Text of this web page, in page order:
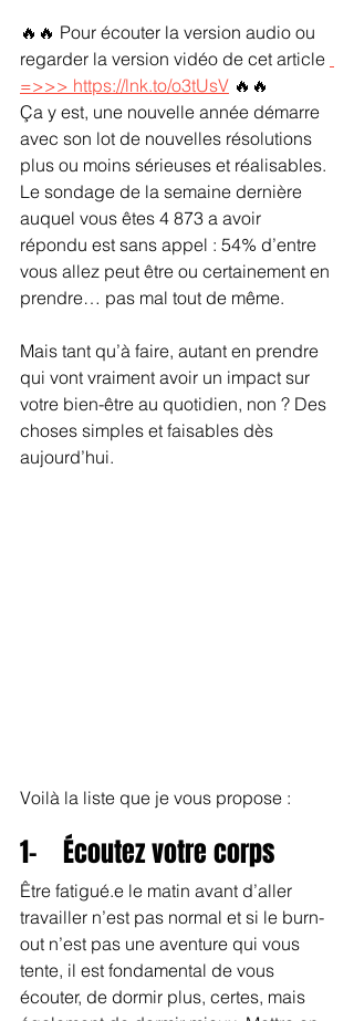
🔥🔥 Pour écouter la version audio ou
regarder la version vidéo de cet article
=>>> https://lnk.to/o3tUsV 🔥🔥
Ça y est, une nouvelle année démarre
avec son lot de nouvelles résolutions
plus ou moins sérieuses et réalisables.
Le sondage de la semaine dernière
auquel vous êtes 4 873 a avoir
répondu est sans appel : 54% d’entre
vous allez peut être ou certainement en
prendre… pas mal tout de même.
Mais tant qu’à faire, autant en prendre
qui vont vraiment avoir un impact sur
votre bien-être au quotidien, non ? Des
choses simples et faisables dès
aujourd’hui.
Voilà la liste que je vous propose :
1-    Écoutez votre corps
Être fatigué.e le matin avant d’aller
travailler n’est pas normal et si le burn-
out n’est pas une aventure qui vous
tente, il est fondamental de vous
écouter, de dormir plus, certes, mais